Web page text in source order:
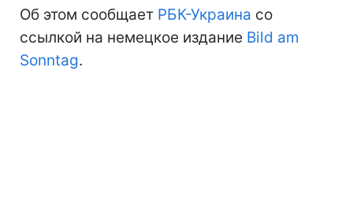
Об этом сообщает РБК-Украина со
ссылкой на немецкое издание Bild am
Sonntag.